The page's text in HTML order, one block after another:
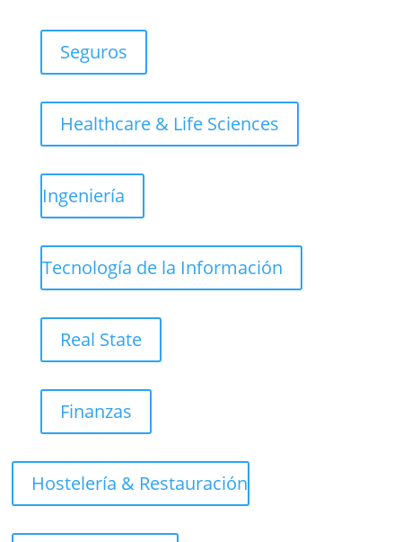
Seguros
Healthcare & Life Sciences
Ingeniería
Tecnología de la Información
Real State
Finanzas
Hostelería & Restauración